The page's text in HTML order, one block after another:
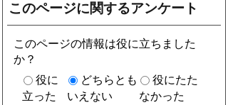
このページに関するアンケート
このページの情報は役に立ちました
か？
役に
立った
どちらとも
いえない
役にたた
なかった